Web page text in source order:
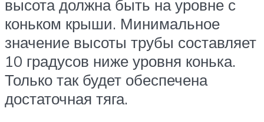
высота должна быть на уровне с
коньком крыши. Минимальное
значение высоты трубы составляет
10 градусов ниже уровня конька.
Только так будет обеспечена
достаточная тяга.